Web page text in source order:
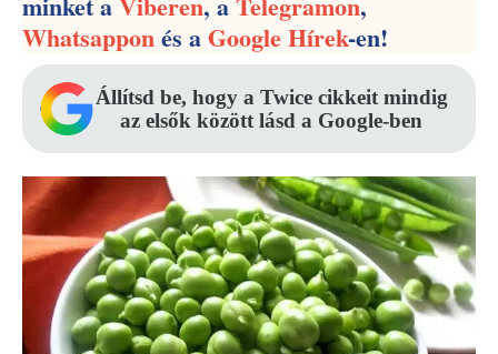
Whatsapponés aGoogle Hírek-en!
Állítsd be, hogy a Twice cikkeit mindig
az elsők között lásd a Google-ben